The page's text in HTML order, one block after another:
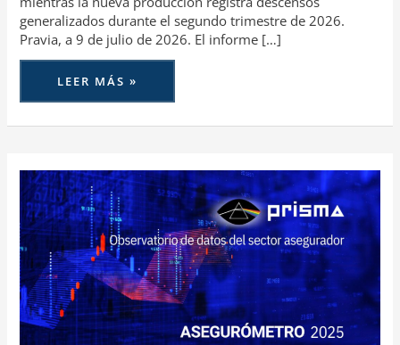
generalizados durante el segundo trimestre de 2026.
Pravia, a 9 de julio de 2026. El informe […]
LEER MÁS »
EL
OBSERVATORIO
PRISMA
DE
EBROKER
SE
CONSOLIDA
COMO
FUENTE
DE
REFERENCIA
DE
ANÁLISIS
DEL
MERCADO
ASEGURADOR